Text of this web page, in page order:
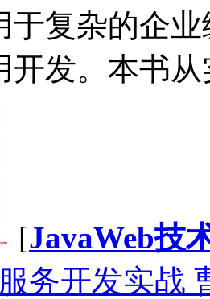
于复杂的企
开发。本书
[JavaWeb技
务开发实战